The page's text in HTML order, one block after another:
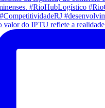
valor do IPTU reflete a